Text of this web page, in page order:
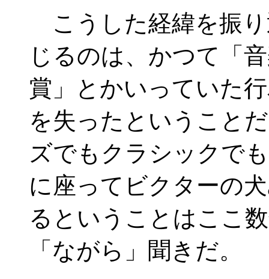
こうした経緯を振
じるのは、かつて「
賞」とかいっていた
を失ったということ
ズでもクラシックで
に座ってビクターの
るということはここ
「ながら」聞きだ。